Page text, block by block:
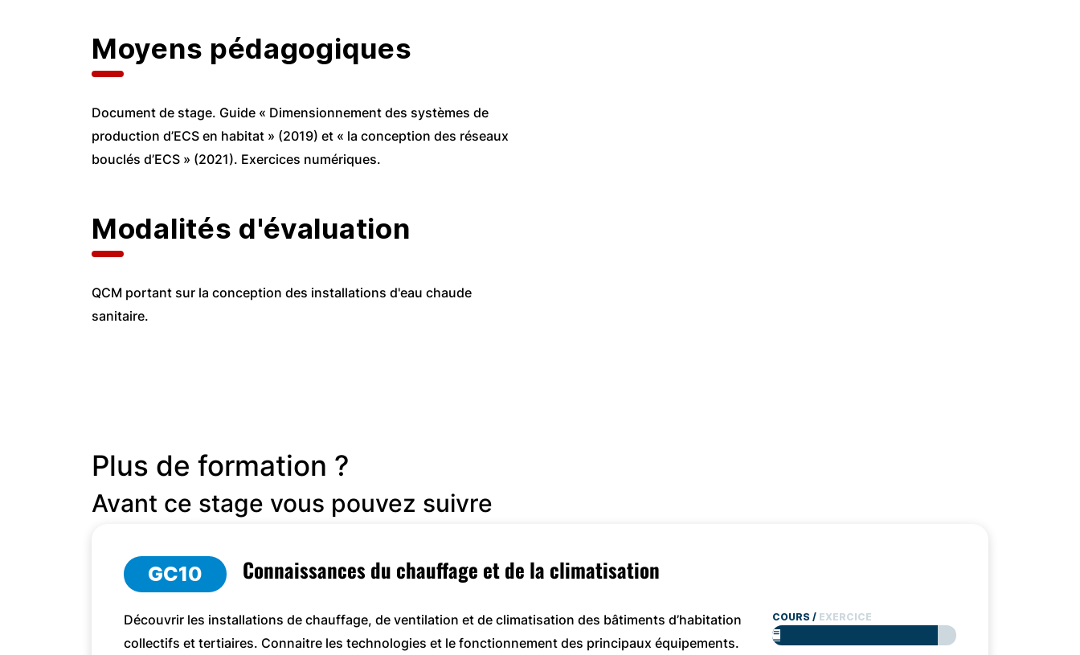
Moyens pédagogiques
Document de stage. Guide « Dimensionnement des systèmes de
production d’ECS en habitat » (2019) et « la conception des réseaux
bouclés d’ECS » (2021). Exercices numériques.
Modalités d'évaluation
QCM portant sur la conception des installations d'eau chaude
sanitaire.
Plus de formation ?
Avant ce stage vous pouvez suivre
GC10 Connaissances du chauffage et de la climatisation
Découvrir les installations de chauffage, de ventilation et de climatisation des bâtiments d’habitation
collectifs et tertiaires. Connaitre les technologies et le fonctionnement des principaux équipements.
COURS / EXERCICE